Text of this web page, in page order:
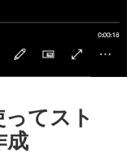
てスト
成